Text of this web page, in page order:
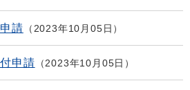
請 2023年10月05日
申請 2023年10月05日